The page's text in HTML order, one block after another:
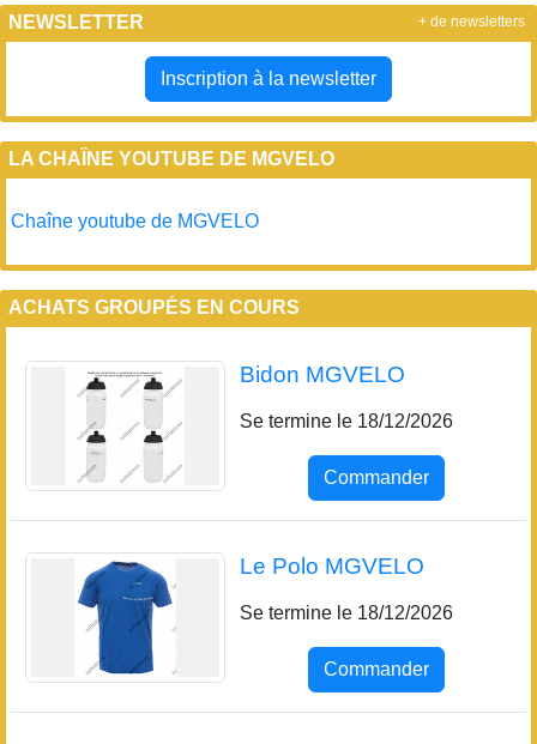
NEWSLETTER
Inscription à la newsletter
+ de newsletters
LA CHAÎNE YOUTUBE DE MGVELO
Chaîne youtube de MGVELO
ACHATS GROUPÉS EN COURS
Bidon MGVELO
Se termine le 18/12/2026
Commander
Le Polo MGVELO
Se termine le 18/12/2026
Commander